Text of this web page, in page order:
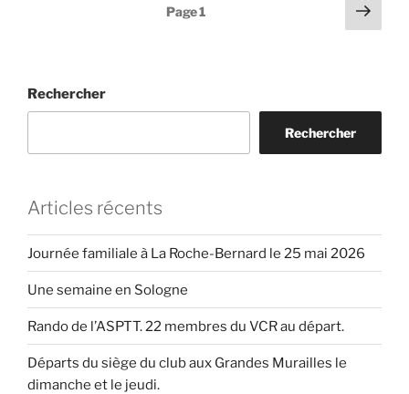
Page1
Page
Rechercher
Rechercher
Articles récents
Journée familiale à La Roche-Bernard le 25 mai 2026
Une semaine en Sologne
Rando de l’ASPTT. 22 membres du VCR au départ.
Départs du siège du club aux Grandes Murailles le
dimanche et le jeudi.